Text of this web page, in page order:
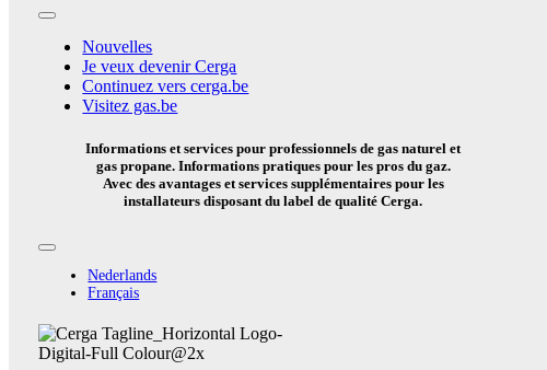
Toggle
NavigationNouvelles
Je veux devenir Cerga
Continuez vers cerga.be
Visitez gas.be
Informations et services pour professionnels de gas naturel et
gas propane. Informations pratiques pour les pros du gaz.
Avec des avantages et services supplémentaires pour les
installateurs disposant du label de qualité Cerga.
Toggle
NavigationNederlands
Français